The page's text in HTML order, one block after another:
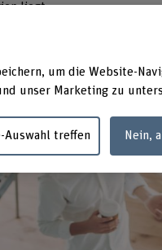
liegt.
um die Website-
unser Marketing zu
Auswahl treffen Nein,